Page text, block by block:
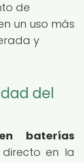
de
un uso más
y
del
baterías
en la